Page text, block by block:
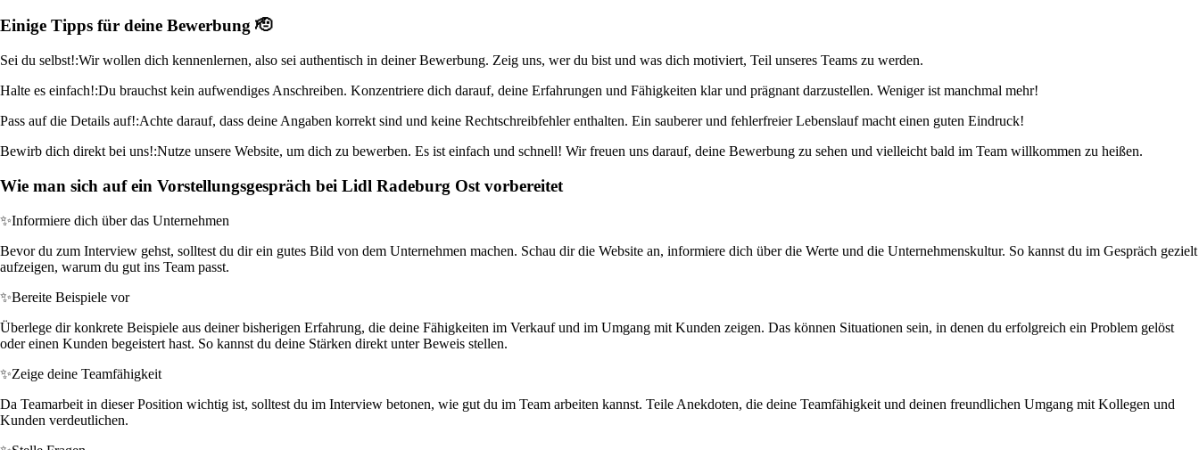
Einige Tipps für deine Bewerbung 🫡
Sei du selbst!:Wir wollen dich kennenlernen, also sei authentisch in deiner Bewerbung. Zeig uns, wer du bist und was dich motiviert, Teil unseres Teams zu werden.
Halte es einfach!:Du brauchst kein aufwendiges Anschreiben. Konzentriere dich darauf, deine Erfahrungen und Fähigkeiten klar und prägnant darzustellen. Weniger ist manchmal mehr!
Pass auf die Details auf!:Achte darauf, dass deine Angaben korrekt sind und keine Rechtschreibfehler enthalten. Ein sauberer und fehlerfreier Lebenslauf macht einen guten Eindruck!
Bewirb dich direkt bei uns!:Nutze unsere Website, um dich zu bewerben. Es ist einfach und schnell! Wir freuen uns darauf, deine Bewerbung zu sehen und vielleicht bald im Team willkommen zu heißen.
Wie man sich auf ein Vorstellungsgespräch bei Lidl Radeburg Ost vorbereitet
✨Informiere dich über das Unternehmen
Bevor du zum Interview gehst, solltest du dir ein gutes Bild von dem Unternehmen machen. Schau dir die Website an, informiere dich über die Werte und die Unternehmenskultur. So kannst du im Gespräch gezielt
aufzeigen, warum du gut ins Team passt.
✨Bereite Beispiele vor
Überlege dir konkrete Beispiele aus deiner bisherigen Erfahrung, die deine Fähigkeiten im Verkauf und im Umgang mit Kunden zeigen. Das können Situationen sein, in denen du erfolgreich ein Problem gelöst
oder einen Kunden begeistert hast. So kannst du deine Stärken direkt unter Beweis stellen.
✨Zeige deine Teamfähigkeit
Da Teamarbeit in dieser Position wichtig ist, solltest du im Interview betonen, wie gut du im Team arbeiten kannst. Teile Anekdoten, die deine Teamfähigkeit und deinen freundlichen Umgang mit Kollegen und
Kunden verdeutlichen.